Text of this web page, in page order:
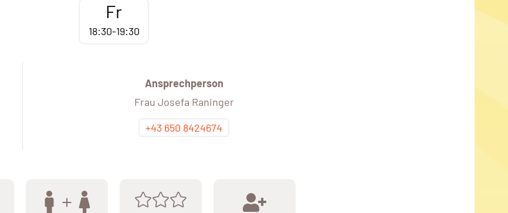
Fr
18:30-19:30
Ansprechperson
Frau Josefa Raninger
+43 650 8424674